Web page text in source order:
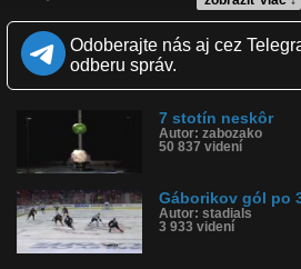
Kvalita:
Zverejnené: 2.11.2017 12:09
Páči sa: 95% (64 hlasov)
Dľžka: 0:35
Kategória: športy
Tagy: toffoli, la kings, boston bruins,
gól, nhl
História sledovanosti videa:
Odoberajte nás aj cez
odberu správ.
7 stotín neskôr
Autor: zabozako
50 837 videní
Gáborikov gól po
Autor: stadials
3 933 videní